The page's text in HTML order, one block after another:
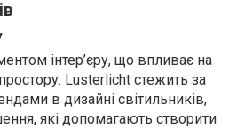
інтер’єру, що впливає на
Lusterlicht стежить за
в дизайні світильників,
які допомагають створити